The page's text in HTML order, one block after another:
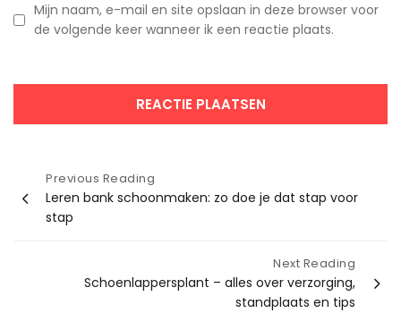
Mijn naam, e-mail en site opslaan in deze browser voor
de volgende keer wanneer ik een reactie plaats.
Bericht
navigatie
Previous Reading
Leren bank schoonmaken: zo doe je dat stap voor
stap
Next Reading
Schoenlappersplant – alles over verzorging,
standplaats en tips